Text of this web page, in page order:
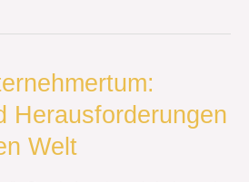
Herausforderungen
Welt